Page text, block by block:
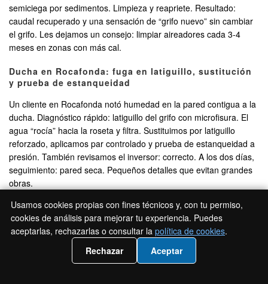
semiciega por sedimentos. Limpieza y reapriete. Resultado:
caudal recuperado y una sensación de “grifo nuevo” sin cambiar
el grifo. Les dejamos un consejo: limpiar aireadores cada 3-4
meses en zonas con más cal.
Ducha en Rocafonda: fuga en latiguillo, sustitución
y prueba de estanqueidad
Un cliente en Rocafonda notó humedad en la pared contigua a la
ducha. Diagnóstico rápido: latiguillo del grifo con microfisura. El
agua “rocía” hacia la roseta y filtra. Sustituimos por latiguillo
reforzado, aplicamos par controlado y prueba de estanqueidad a
presión. También revisamos el inversor: correcto. A los dos días,
seguimiento: pared seca. Pequeños detalles que evitan grandes
obras.
Servicios de fontanería
complementarios en Mataró
📲 Llámanos 936 94 19 36
Usamos cookies propias con fines técnicos y, con tu permiso,
cookies de análisis para mejorar tu experiencia. Puedes
aceptarlas, rechazarlas o consultar la política de cookies.
Rechazar
Aceptar